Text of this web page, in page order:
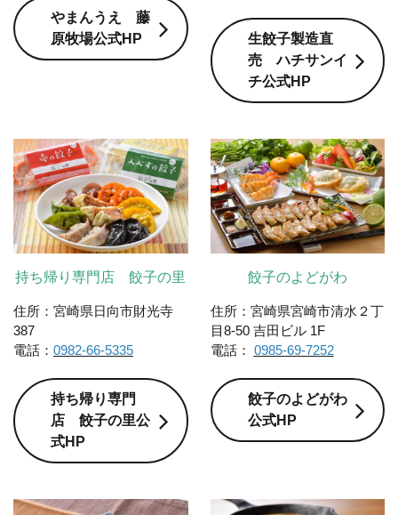
やまんうえ 藤
原牧場公式HP
生餃子製造直
売 ハチサンイ
チ公式HP
持ち帰り専門店 餃子の里
住所：宮崎県日向市財光寺
387
電話： 0982-66-5335
持ち帰り専門
店 餃子の里公
式HP
餃子のよどがわ
住所：宮崎県宮崎市清水２丁
目8-50 吉田ビル 1F
電話： 0985-69-7252
餃子のよどがわ
公式HP